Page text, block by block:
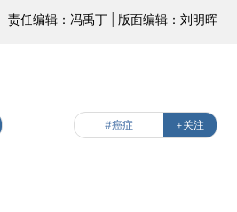
责任编辑：冯禹丁 | 版面编辑：刘明晖
#癌症 +关注